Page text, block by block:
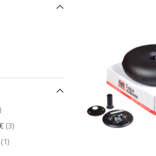
oggetti
3oggetti
1oggetto